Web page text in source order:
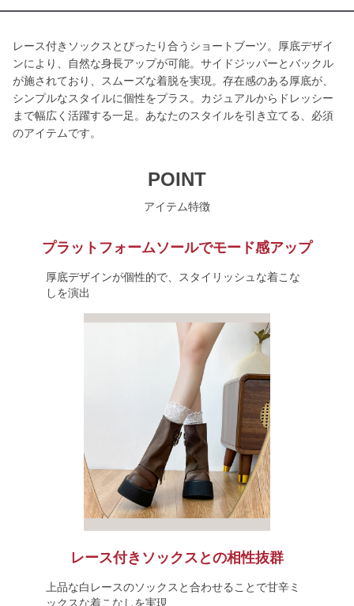
レース付きソックスとぴったり合うショートブーツ。厚底デザイ
ンにより、自然な身長アップが可能。サイドジッパーとバックル
が施されており、スムーズな着脱を実現。存在感のある厚底が、
シンプルなスタイルに個性をプラス。カジュアルからドレッシー
まで幅広く活躍する一足。あなたのスタイルを引き立てる、必須
のアイテムです。
POINT
アイテム特徴
プラットフォームソールでモード感アップ
厚底デザインが個性的で、スタイリッシュな着こな
しを演出
レース付きソックスとの相性抜群
上品な白レースのソックスと合わせることで甘辛ミ
ックスな着こなしを実現